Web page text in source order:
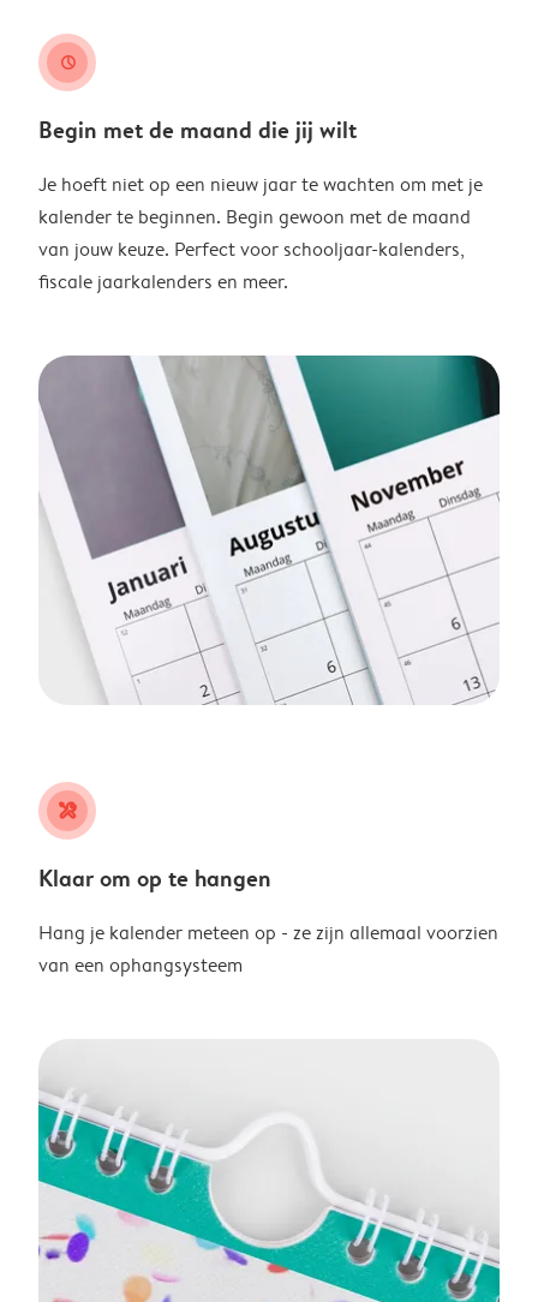
clock
Begin met de maand die jij wilt
Je hoeft niet op een nieuw jaar te wachten om met je
kalender te beginnen. Begin gewoon met de maand
van jouw keuze. Perfect voor schooljaar-kalenders,
fiscale jaarkalenders en meer.
tools
Klaar om op te hangen
Hang je kalender meteen op - ze zijn allemaal voorzien
van een ophangsysteem